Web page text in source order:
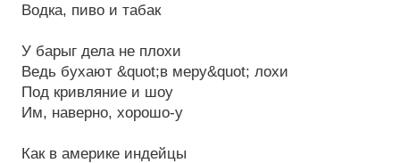
Водка, пиво и табак
У барыг дела не плохи
Ведь бухают &quot;в меру&quot; лохи
Под кривляние и шоу
Им, наверно, хорошо-у
Как в америке индейцы